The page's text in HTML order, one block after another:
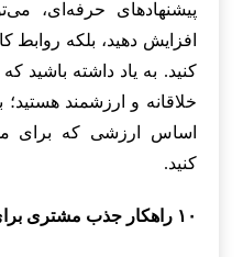
پیشنهادهای حرفه‌ای،
افزایش دهید، بلکه روابط
کنید. به یاد داشته باشید
خلاقانه و ارزشمند هستید؛
اساس ارزشی که برای
کنید.
۱۰ راهکار جذب مشتری برای طراحان گرافیک فریلنسر